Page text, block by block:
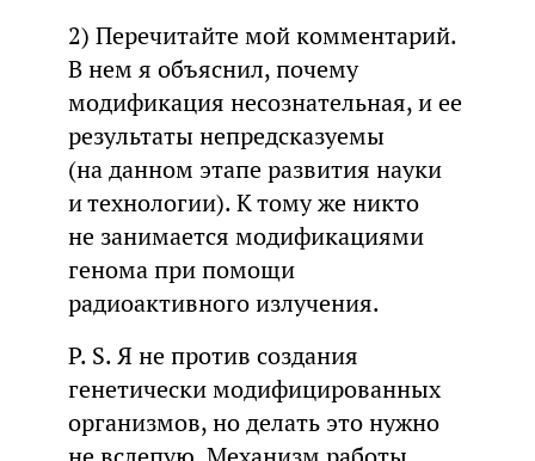
2) Перечитайте мой комментарий.
В нем я объяснил, почему
модификация несознательная, и ее
результаты непредсказуемы
(на данном этапе развития науки
и технологии). К тому же никто
не занимается модификациями
генома при помощи
радиоактивного излучения.
P. S. Я не против создания
генетически модифицированных
организмов, но делать это нужно